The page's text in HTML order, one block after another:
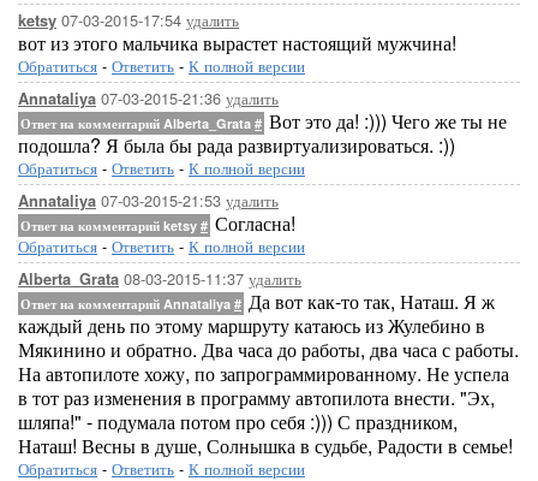
ketsy 07-03-2015-17:54 удалить
вот из этого мальчика вырастет настоящий мужчина!
Обратиться - Ответить - К полной версии
Annataliya 07-03-2015-21:36 удалить
Ответ на комментарий Alberta_Grata # Вот это да! :))) Чего же ты не
подошла? Я была бы рада развиртуализироваться. :))
Обратиться - Ответить - К полной версии
Annataliya 07-03-2015-21:53 удалить
Ответ на комментарий ketsy # Согласна!
Обратиться - Ответить - К полной версии
Alberta_Grata 08-03-2015-11:37 удалить
Ответ на комментарий Annataliya # Да вот как-то так, Наташ. Я ж
каждый день по этому маршруту катаюсь из Жулебино в
Мякинино и обратно. Два часа до работы, два часа с работы.
На автопилоте хожу, по запрограммированному. Не успела
в тот раз изменения в программу автопилота внести. "Эх,
шляпа!" - подумала потом про себя :))) С праздником,
Наташ! Весны в душе, Солнышка в судьбе, Радости в семье!
Обратиться - Ответить - К полной версии